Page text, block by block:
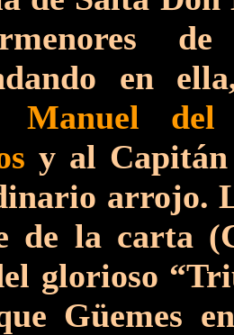
en
Manuel del
y al
arrojo.
de la carta
glorioso
Güemes